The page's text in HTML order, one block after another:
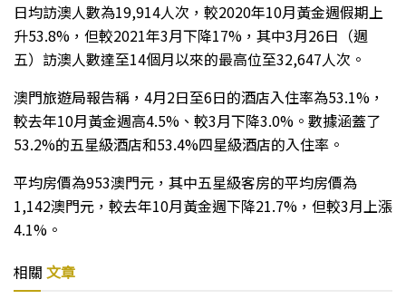
日均訪澳人數為19,914人次，較2020年10月黃金週假期上
升53.8%，但較2021年3月下降17%，其中3月26日（週
五）訪澳人數達至14個月以來的最高位至32,647人次。
澳門旅遊局報告稱，4月2日至6日的酒店入住率為53.1%，
較去年10月黃金週高4.5%、較3月下降3.0%。數據涵蓋了
53.2%的五星級酒店和53.4%四星級酒店的入住率。
平均房價為953澳門元，其中五星級客房的平均房價為
1,142澳門元，較去年10月黃金週下降21.7%，但較3月上漲
4.1%。
相關 文章